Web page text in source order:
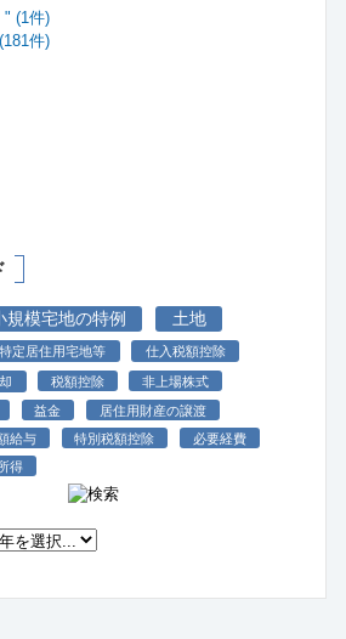
" (1件)
件)
規模宅地の特例 土地
特定居住用宅地等 仕入税額控除
税額控除
非上場株式
益金
居住用財産の譲渡
給与 特別税額控除
必要経費
得